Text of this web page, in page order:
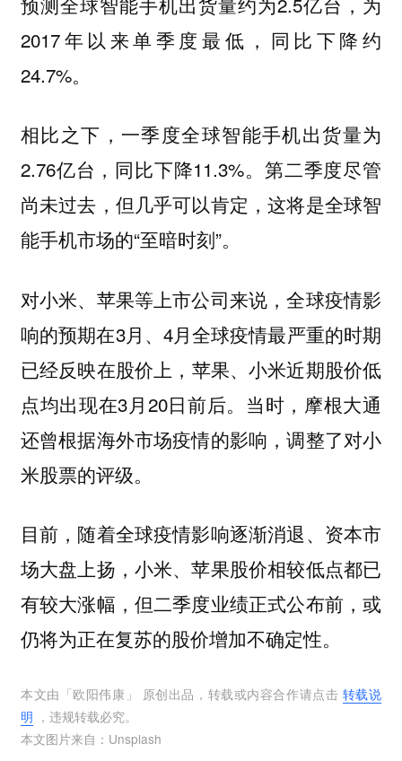
2017年以来单季度最低，同比下降约
24.7%。
相比之下，一季度全球智能手机出货量为
2.76亿台，同比下降11.3%。第二季度尽管
尚未过去，但几乎可以肯定，这将是全球智
能手机市场的“至暗时刻”。
对小米、苹果等上市公司来说，全球疫情影
响的预期在3月、4月全球疫情最严重的时期
已经反映在股价上， 苹果、小米近期股价低
点均出现在3月20日前后。当时，摩根大通
还曾根据海外市场疫情的影响，调整了对小
米股票的评级。
目前，随着全球疫情影响逐渐消退、资本市
场大盘上扬，小米、苹果股价相较低点都已
有较大涨幅，但二季度业绩正式公布前，或
仍将为正在复苏的股价增加不确定性。
本文由「欧阳伟康 」 原创出品，转载或内容合作请点击 转载说
明 ，违规转载必究。
本文图片来自： Unsplash